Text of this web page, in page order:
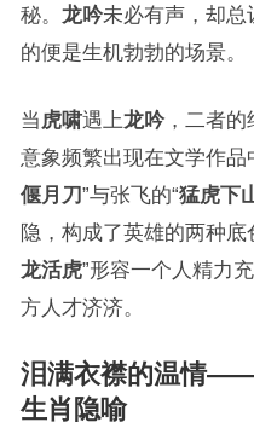
秘。 龙吟未必有声，却总
的便是生机勃勃的场景。
当 虎啸遇上龙吟，二者的
意象频繁出现在文学作品
偃月刀”与张飞的“猛虎下
隐，构成了英雄的两种
龙活虎”形容一个人精力
方人才济济。
泪满衣襟的温情
生肖隐喻